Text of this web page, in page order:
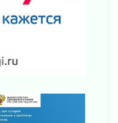
объединять!